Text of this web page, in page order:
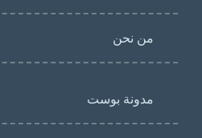
من نحن
مدونة بوست